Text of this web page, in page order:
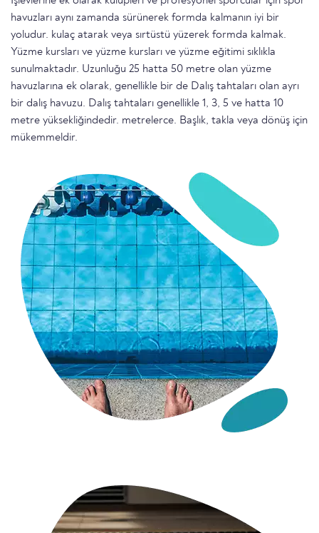
havuzları aynı zamanda sürünerek formda kalmanın iyi bir
yoludur. kulaç atarak veya sırtüstü yüzerek formda kalmak.
Yüzme kursları ve yüzme kursları ve yüzme eğitimi sıklıkla
sunulmaktadır. Uzunluğu 25 hatta 50 metre olan yüzme
havuzlarına ek olarak, genellikle bir de Dalış tahtaları olan ayrı
bir dalış havuzu. Dalış tahtaları genellikle 1, 3, 5 ve hatta 10
metre yüksekliğindedir. metrelerce. Başlık, takla veya dönüş için
mükemmeldir.